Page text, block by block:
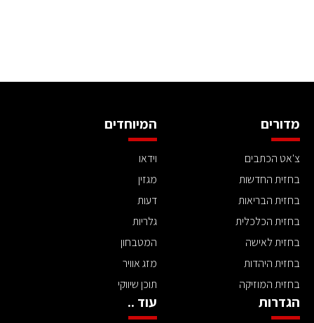
מדורים
צ'אט הכתבים
בחזית החדשות
בחזית הבריאות
בחזית הכלכלית
בחזית לאישה
בחזית היהדות
בחזית המוזיקה
המיוחדים
וידאו
מגזין
דעות
גלריות
המטבחון
מזג אוויר
תוכן שיווקי
הגדרות עוד ..